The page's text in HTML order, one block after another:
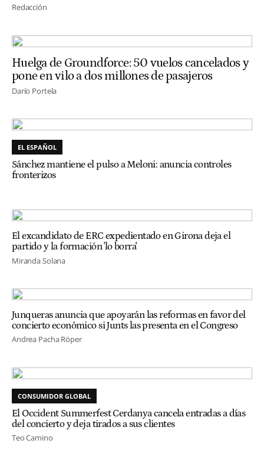
Redacción
Huelga de Groundforce: 50 vuelos cancelados y
pone en vilo a dos millones de pasajeros
Darío Portela
EL ESPAÑOL
Sánchez mantiene el pulso a Meloni: anuncia controles
fronterizos
El excandidato de ERC expedientado en Girona deja el
partido y la formación 'lo borra'
Miranda Solana
Junqueras anuncia que apoyarán las reformas en favor del
concierto económico si Junts las presenta en el Congreso
Andrea Pacha Röper
CONSUMIDOR GLOBAL
El Occident Summerfest Cerdanya cancela entradas a días
del concierto y deja tirados a sus clientes
Teo Camino